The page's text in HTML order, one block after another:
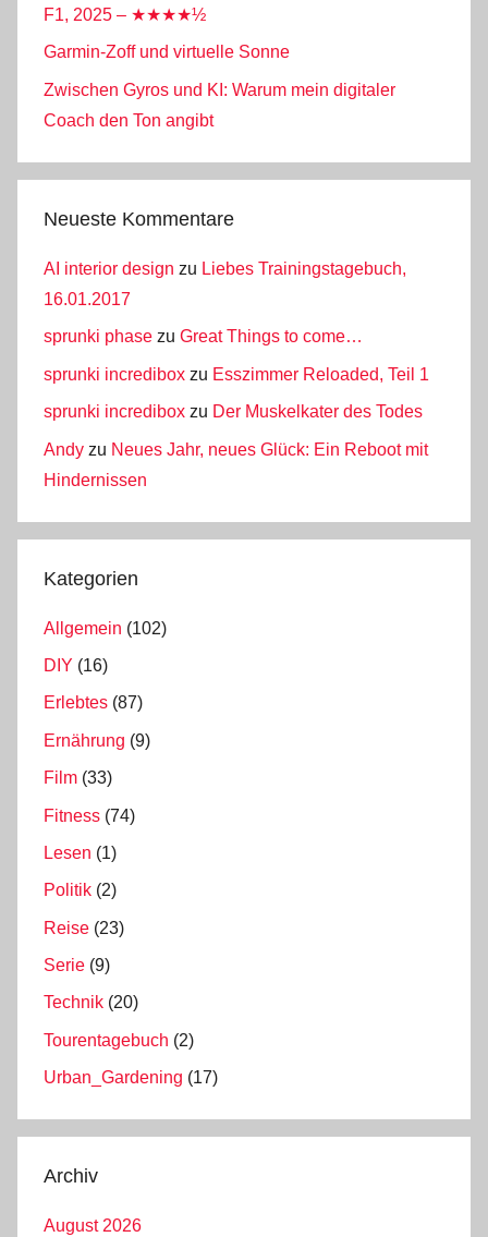
F1, 2025 – ★★★★½
Garmin-Zoff und virtuelle Sonne
Zwischen Gyros und KI: Warum mein digitaler
Coach den Ton angibt
Neueste Kommentare
AI interior design zu Liebes Trainingstagebuch,
16.01.2017
sprunki phase zu Great Things to come…
sprunki incredibox zu Esszimmer Reloaded, Teil 1
sprunki incredibox zu Der Muskelkater des Todes
Andy zu Neues Jahr, neues Glück: Ein Reboot mit
Hindernissen
Kategorien
Allgemein (102)
DIY (16)
Erlebtes (87)
Ernährung (9)
Film (33)
Fitness (74)
Lesen (1)
Politik (2)
Reise (23)
Serie (9)
Technik (20)
Tourentagebuch (2)
Urban_Gardening (17)
Archiv
August 2026